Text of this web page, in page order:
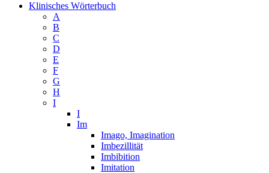
Klinisches Wörterbuch
A
B
C
D
E
F
G
H
I
I
Im
Imago, Imagination
Imbezillität
Imbibition
Imitation